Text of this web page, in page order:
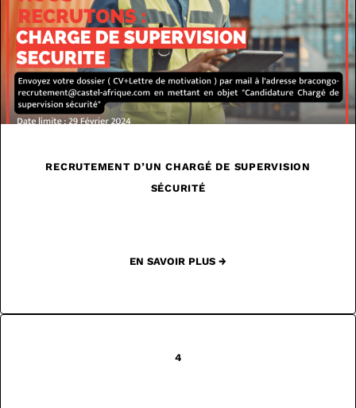
RECRUTEMENT D’UN CHARGÉ DE SUPERVISION
SÉCURITÉ
EN SAVOIR PLUS →
4